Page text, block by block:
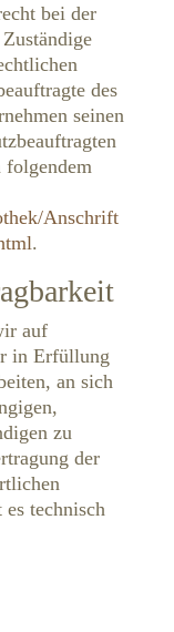
bei der
des
seinen
folgendem
Anschrift
.
auf
in Erfüllung
an sich
zu
der
technisch